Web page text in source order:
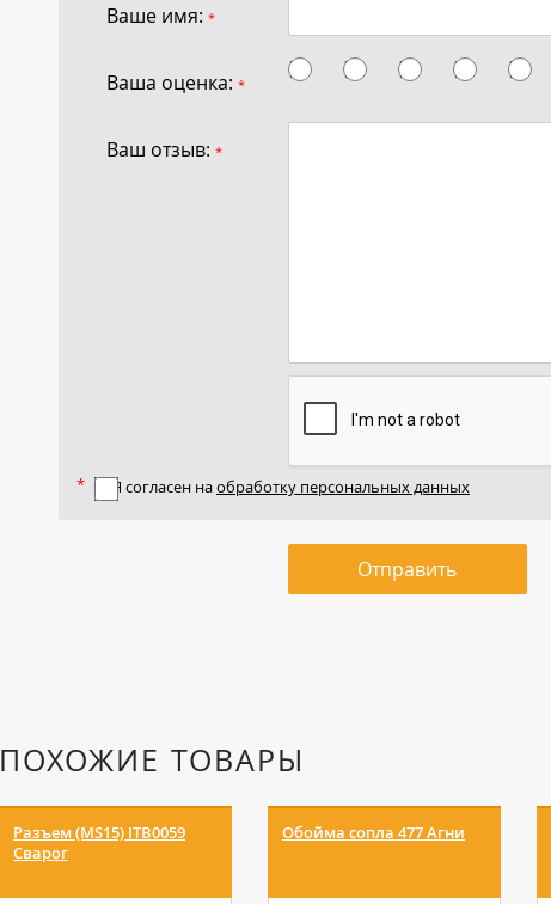
Ваше имя: *
Ваша оценка: *
Ваш отзыв: *
Я согласен наобработку персональных данных
Отправить
ПОХОЖИЕ ТОВАРЫ
Разъем (MS15) ITB0059
Сварог
Обойма сопла 477 Агни